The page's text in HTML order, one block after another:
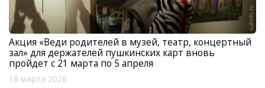
Акция «Веди родителей в музей, театр, концертный
зал» для держателей пушкинских карт вновь
пройдет с 21 марта по 5 апреля
18 марта 2026